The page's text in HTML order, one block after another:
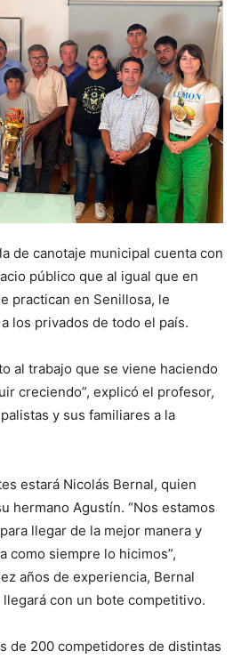
de canotaje municipal cuenta con
público que al igual que en
practican en Senillosa, le
los privados de todo el país.
al trabajo que se viene haciendo
creciendo”, explicó el profesor,
y sus familiares a la
estará Nicolás Bernal, quien
hermano Agustín. “Nos estamos
llegar de la mejor manera y
como siempre lo hicimos”,
años de experiencia, Bernal
con un bote competitivo.
de 200 competidores de distintas